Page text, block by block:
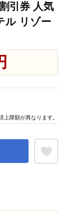
引券 人気
ル リゾー
上限額が異なります。